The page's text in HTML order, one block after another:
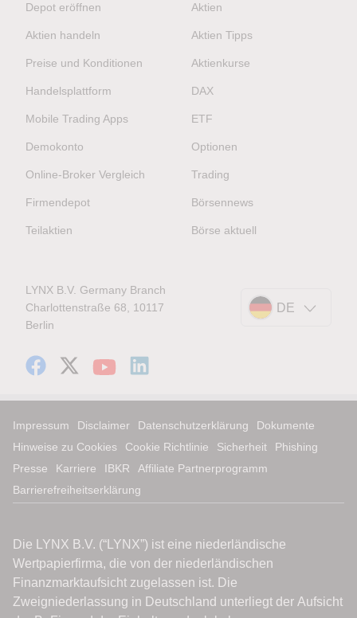
Depot eröffnen
Aktien handeln
Preise und Konditionen
Handelsplattform
Mobile Trading Apps
Demokonto
Online-Broker Vergleich
Firmendepot
Teilaktien
Aktien
Aktien Tipps
Aktienkurse
DAX
ETF
Optionen
Trading
Börsennews
Börse aktuell
LYNX B.V. Germany Branch
Charlottenstraße 68, 10117
Berlin
DE
Impressum Disclaimer Datenschutzerklärung
Dokumente
Hinweise zu Cookies
Cookie Richtlinie Sicherheit
Phishing
Presse
Karriere IBKR
Affiliate Partnerprogramm
Barrierefreiheitserklärung